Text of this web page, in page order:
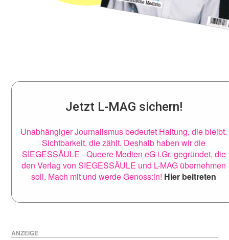
Jetzt L-MAG sichern!
Unabhängiger Journalismus bedeutet Haltung, die bleibt.
Sichtbarkeit, die zählt. Deshalb haben wir die
SIEGESSÄULE - Queere Medien eG i.Gr. gegründet, die
den Verlag von SIEGESSÄULE und L-MAG übernehmen
soll. Mach mit und werde Genoss:in! Hier beitreten
ANZEIGE